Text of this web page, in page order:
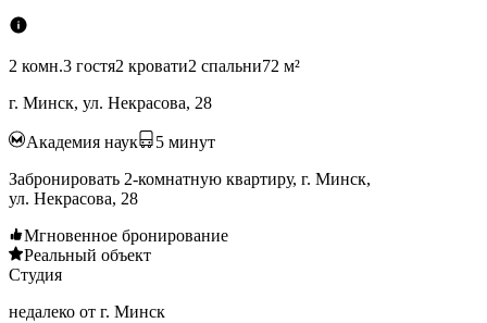
2 комн.3 гостя2 кровати2 спальни72 м²
г. Минск, ул. Некрасова, 28
Академия наук 5 минут
Забронировать 2-комнатную квартиру, г. Минск,
ул. Некрасова, 28
Мгновенное бронирование
Реальный объект
Студия
недалеко от г. Минск